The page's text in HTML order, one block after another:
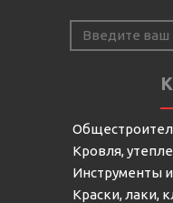
Кровля,
Инструменты
Краски, лаки,